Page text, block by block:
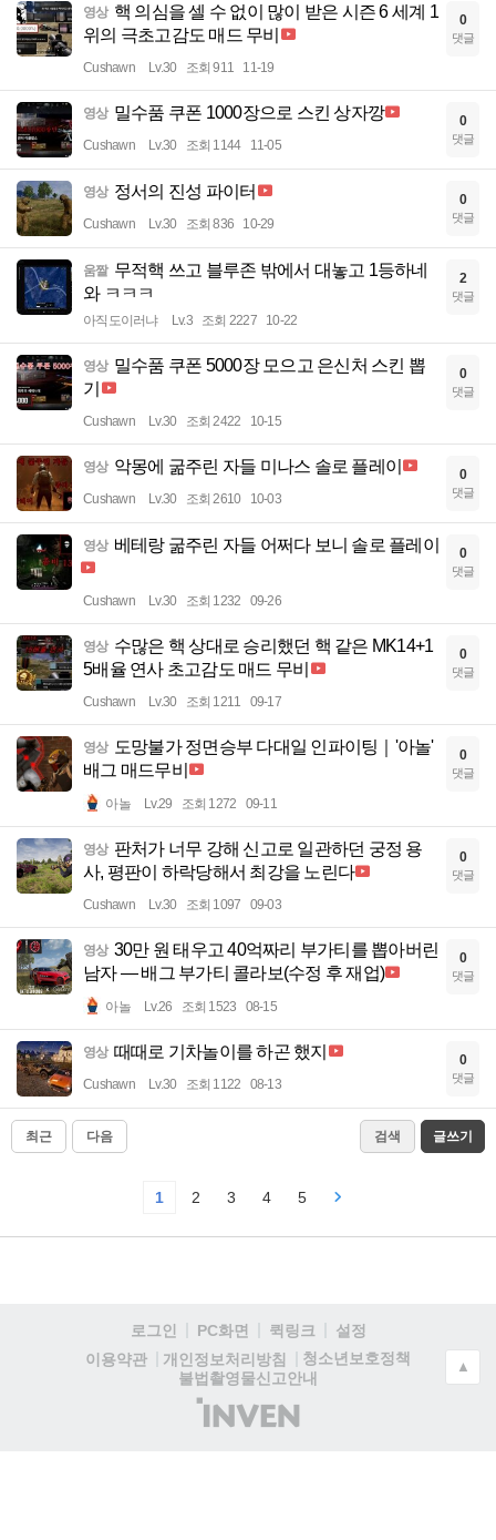
영상 핵 의심을 셀 수 없이 많이 받은 시즌 6 세계 1
위의 극초고감도 매드 무비
Cushawn Lv.30 조회 911 11-19
0
댓글
영상 밀수품 쿠폰 1000장으로 스킨 상자깡
Cushawn Lv.30 조회 1144 11-05
0
댓글
영상 정서의 진성 파이터
Cushawn Lv.30 조회 836 10-29
0
댓글
움짤 무적핵 쓰고 블루존 밖에서 대놓고 1등하네
와 ㅋㅋㅋ
아직도이러냐 Lv.3 조회 2227 10-22
2
댓글
영상 밀수품 쿠폰 5000장 모으고 은신처 스킨 뽑
기
Cushawn Lv.30 조회 2422 10-15
0
댓글
영상 악몽에 굶주린 자들 미나스 솔로 플레이
Cushawn Lv.30 조회 2610 10-03
0
댓글
영상 베테랑 굶주린 자들 어쩌다 보니 솔로 플레이
Cushawn Lv.30 조회 1232 09-26
0
댓글
영상 수많은 핵 상대로 승리했던 핵 같은 MK14+1
5배율 연사 초고감도 매드 무비
Cushawn Lv.30 조회 1211 09-17
0
댓글
영상 도망불가 정면승부 다대일 인파이팅｜'아놀'
배그 매드무비
아놀 Lv.29 조회 1272 09-11
0
댓글
영상 판처가 너무 강해 신고로 일관하던 궁정 용
사, 평판이 하락당해서 최강을 노린다
Cushawn Lv.30 조회 1097 09-03
0
댓글
영상 30만 원 태우고 40억짜리 부가티를 뽑아버린
남자 — 배그 부가티 콜라보(수정 후 재업)
아놀 Lv.26 조회 1523 08-15
0
댓글
영상 때때로 기차놀이를 하곤 했지
Cushawn Lv.30 조회 1122 08-13
0
댓글
최근 다음 검색 글쓰기
1 2 3 4 5
로그인 PC화면 퀵링크
설정
이용약관
개인정보처리방침
청소년보호정책
불법촬영물신고안내
(주)
인
▲